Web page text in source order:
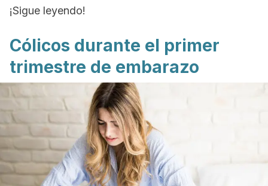
¡Sigue leyendo!
Cólicos durante el primer
trimestre de embarazo